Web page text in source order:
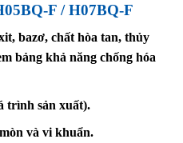
F /H07BQ-F
bazơ, chất hòa tan, thủy
bảng khả năng chống hóa
trình sản xuất).
và vi khuẩn.